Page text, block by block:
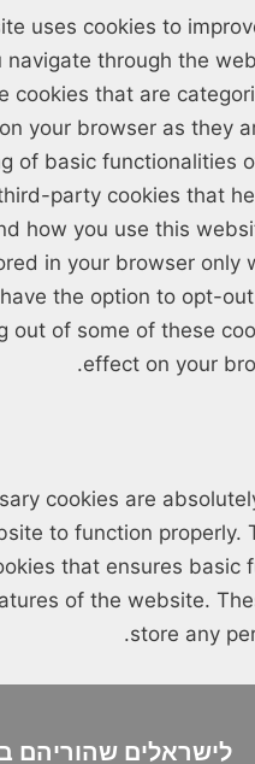
uses cookies to
navigate through the
cookies that are
your browser as they
of basic functionalities
party cookies that
how you use this
in your browser only
the option to opt-
out of some of these
effect on your
cookies are
to function properly.
that ensures basic
of the website.
store any
לישראלים שהוריהם